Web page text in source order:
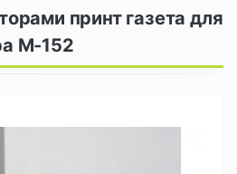
принт газета для
M-152